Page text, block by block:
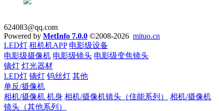
624083@qq.com
Powered by MetInfo 7.0.0 ©2008-2026 mituo.cn
LED灯 租机机APP 电影级设备
电影级摄像机 电影级镜头 电影级变焦镜头
镝灯 灯光器材
LED灯 镝灯 钨丝灯 其他
单反/摄像机
相机/摄像机 机身 相机/摄像机镜头（佳能系列）
相机/摄像机
镜头（其他系列）